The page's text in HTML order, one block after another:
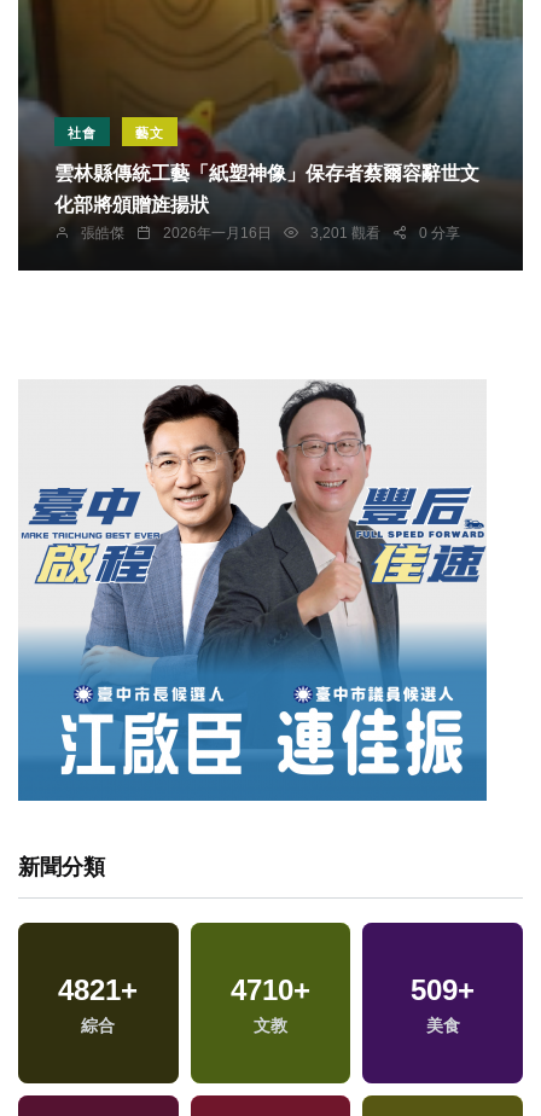
社會 藝文
雲林縣傳統工藝「紙塑神像」保存者蔡爾容辭世文
化部將頒贈旌揚狀
張皓傑 2026年一月16日 3,201 觀看 0 分享
新聞分類
4821+
綜合
4710+
文教
509+
美食